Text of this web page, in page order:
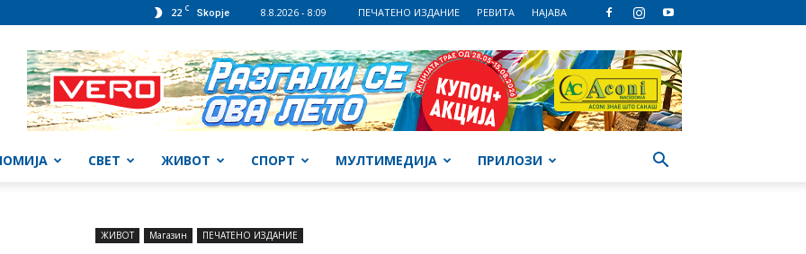
22 C Skopje 8.8.2026 - 8:09 ПЕЧАТЕНО ИЗДАНИЕ РЕВИТА НАЈАВА
СВЕТ ЖИВОТ СПОРТ МУЛТИМЕДИЈА ПРИЛОЗИ
ЖИВОТ Магазин ПЕЧАТЕНО ИЗДАНИЕ